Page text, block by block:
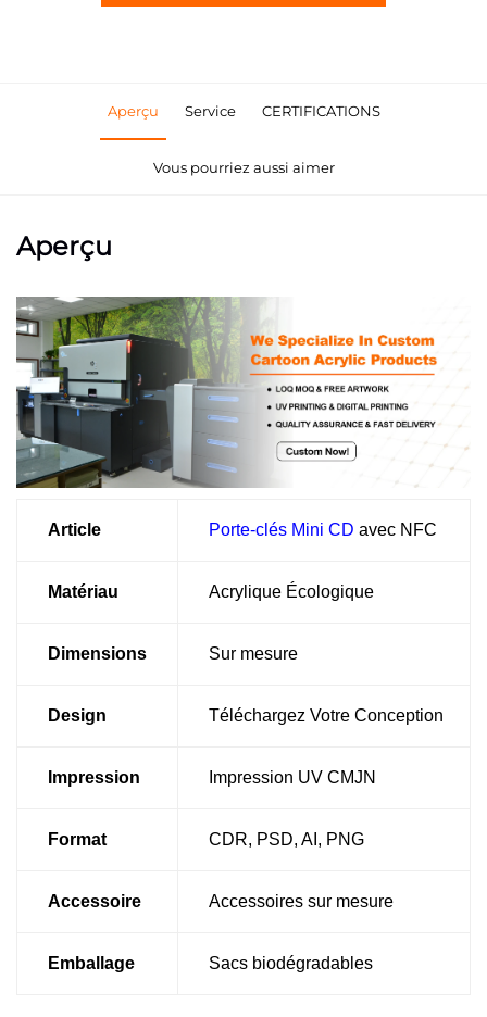
Aperçu Service CERTIFICATIONS
Vous pourriez aussi aimer
Aperçu
Article Porte-clés Mini CD avec NFC
Matériau Acrylique Écologique
Dimensions Sur mesure
Design Téléchargez Votre Conception
Impression Impression UV CMJN
Format CDR, PSD, AI, PNG
Accessoire Accessoires sur mesure
Emballage Sacs biodégradables